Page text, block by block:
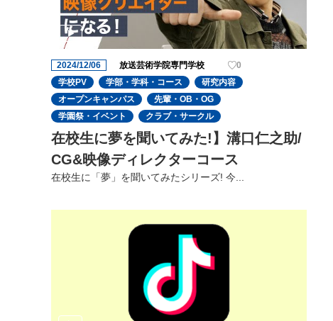
2024/12/06 放送芸術学院専門学校
0
学校PV
学部・学科・コース
研究内容
オープンキャンパス
先輩・OB・OG
学園祭・イベント
クラブ・サークル
在校生に夢を聞いてみた!】溝口仁之助/
CG&映像ディレクターコース
在校生に「夢」を聞いてみたシリーズ! 今...